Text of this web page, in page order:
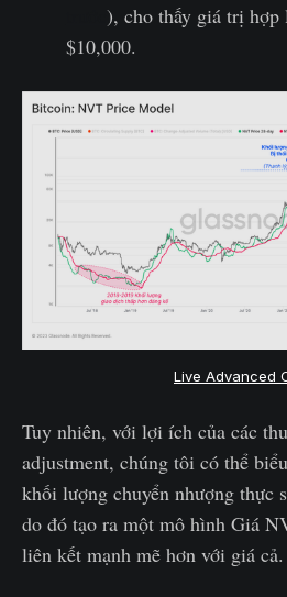
), cho thấy giá trị hợp
$10,000.
Live Advanced
Tuy nhiên, với lợi ích của các
adjustment, chúng tôi có thể
khối lượng chuyển nhượng thực
do đó tạo ra một mô hình Giá
liên kết mạnh mẽ hơn với giá cả.